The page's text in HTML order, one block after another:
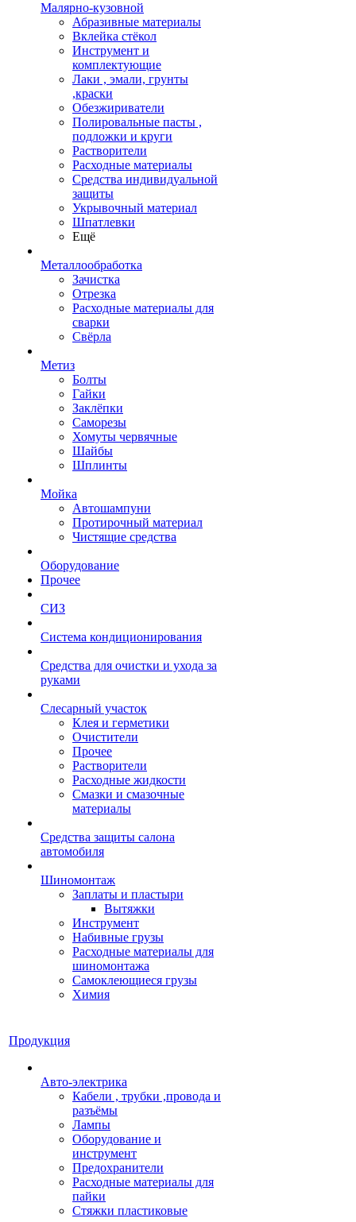
Малярно-кузовной
Абразивные материалы
Вклейка стёкол
Инструмент и
комплектующие
Лаки , эмали, грунты
,краски
Обезжириватели
Полировальные пасты ,
подложки и круги
Растворители
Расходные материалы
Средства индивидуальной
защиты
Укрывочный материал
Шпатлевки
Ещё
Металлообработка
Зачистка
Отрезка
Расходные материалы для
сварки
Свёрла
Метиз
Болты
Гайки
Заклёпки
Саморезы
Хомуты червячные
Шайбы
Шплинты
Мойка
Автошампуни
Протирочный материал
Чистящие средства
Оборудование
Прочее
СИЗ
Система кондиционирования
Средства для очистки и ухода за
руками
Слесарный участок
Клея и герметики
Очистители
Прочее
Растворители
Расходные жидкости
Смазки и смазочные
материалы
Средства защиты салона
автомобиля
Шиномонтаж
Заплаты и пластыри
Вытяжки
Инструмент
Набивные грузы
Расходные материалы для
шиномонтажа
Самоклеющиеся грузы
Химия
Продукция
Авто-электрика
Кабели , трубки ,провода и
разъёмы
Лампы
Оборудование и
инструмент
Предохранители
Расходные материалы для
пайки
Стяжки пластиковые